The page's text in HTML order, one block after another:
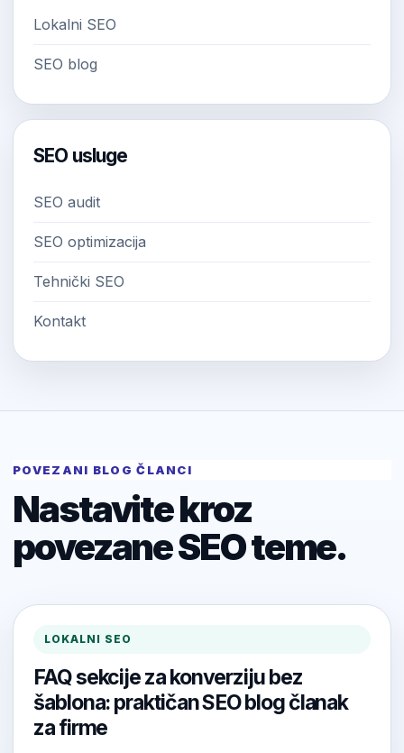
Lokalni SEO
SEO blog
SEO usluge
SEO audit
SEO optimizacija
Tehnički SEO
Kontakt
POVEZANI BLOG ČLANCI
Nastavite kroz
povezane SEO teme.
LOKALNI SEO
FAQ sekcije za konverziju bez
šablona: praktičan SEO blog članak
za firme